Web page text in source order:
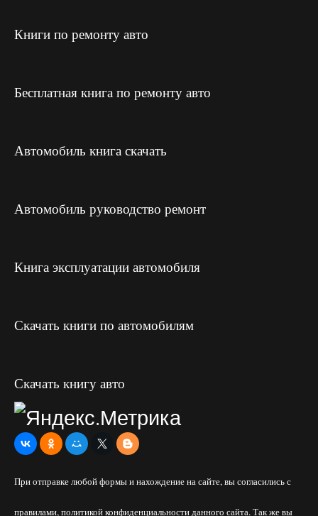
Книги по ремонту авто
Бесплатная книга по ремонту авто
Автомобиль книга скачать
Автомобиль руководство ремонт
Книга эксплуатации автомобиля
Скачать книги по автомобилям
Скачать книгу авто
При отправке любой формы и нахождение на сайте, вы согласились с
правилами, политикой конфиденциальности данного сайта. Так же вы